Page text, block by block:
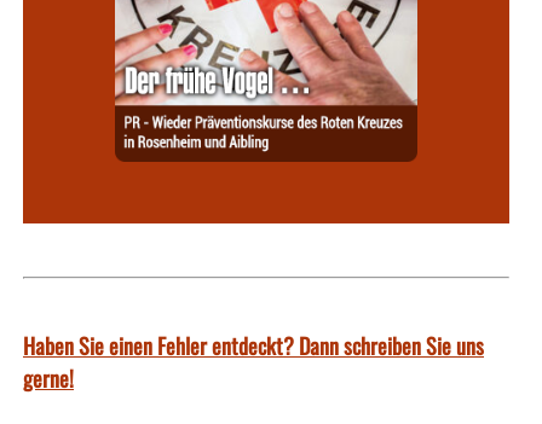
Haben Sie einen Fehler entdeckt? Dann schreiben Sie uns
gerne!